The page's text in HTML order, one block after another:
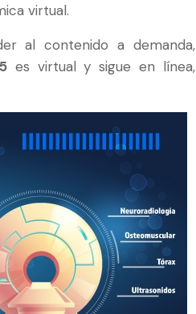
virtual.
al contenido a demanda,
es virtual y sigue en línea,